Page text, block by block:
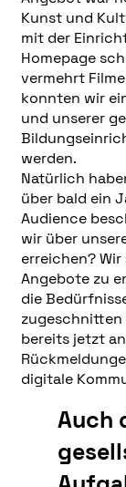
Kunst und
mit der
Homepage
vermehrt
konnten wir
und unserer
werden.
Natürlich
über bald ein
Audience
wir über
erreichen?
Angebote zu
die
zugeschnitten
bereits jetzt
digitale
Auch